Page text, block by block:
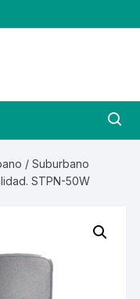
/Suburbano
STPN-50W